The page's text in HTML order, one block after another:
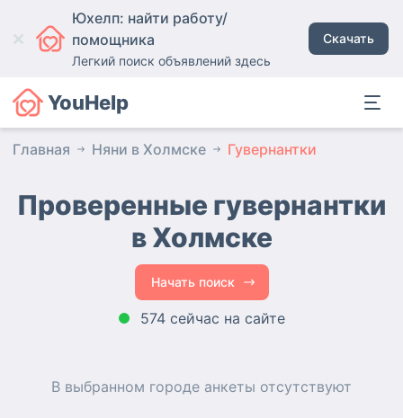
Юхелп: найти работу/
помощника
Легкий поиск объявлений здесь
Скачать
YouHelp
Главная Няни в Холмске Гувернантки
Проверенные гувернантки
в Холмске
Начать поиск
574 сейчас на сайте
В выбранном городе анкеты отсутствуют